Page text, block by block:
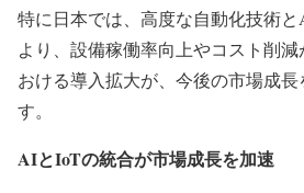
特に日本では、高度な自動化技術
より、設備稼働率向上やコスト削
おける導入拡大が、今後の市場成長
す。
AIとIoTの統合が市場成長を加速